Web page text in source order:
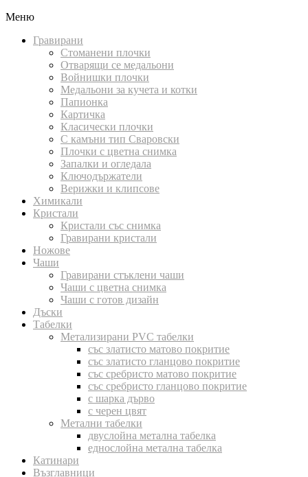
Меню
Гравирани
Стоманени плочки
Отварящи се медальони
Войнишки плочки
Медальони за кучета и котки
Папионка
Картичка
Класически плочки
С камъни тип Сваровски
Плочки с цветна снимка
Запалки и огледала
Ключодържатели
Верижки и клипсове
Химикали
Кристали
Кристали със снимка
Гравирани кристали
Ножове
Чаши
Гравирани стъклени чаши
Чаши с цветна снимка
Чаши с готов дизайн
Дъски
Табелки
Метализирани PVC табелки
със златисто матово покритие
със златисто гланцово покритие
със сребристо матово покритие
със сребристо гланцово покритие
с шарка дърво
с черен цвят
Метални табелки
двуслойна метална табелка
еднослойна метална табелка
Катинари
Възглавници